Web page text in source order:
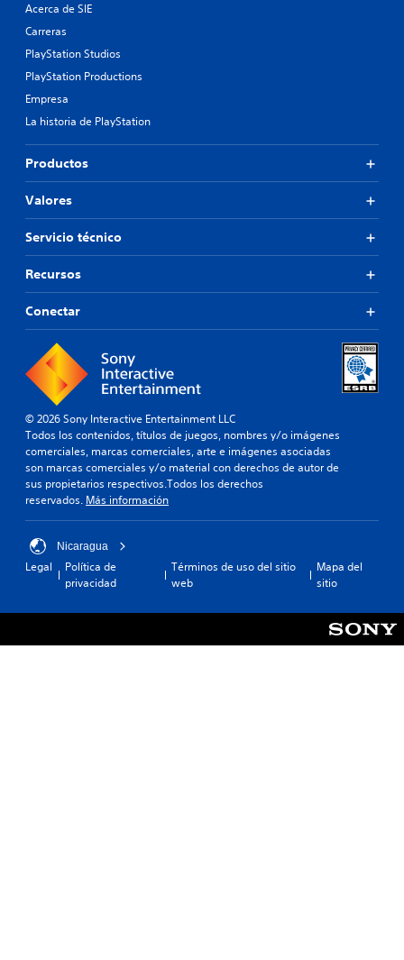
Acerca de SIE
Carreras
PlayStation Studios
PlayStation Productions
Empresa
La historia de PlayStation
Productos
Valores
Servicio técnico
Recursos
Conectar
© 2026 Sony Interactive Entertainment LLC
Todos los contenidos, títulos de juegos, nombres y/o imágenes
comerciales, marcas comerciales, arte e imágenes asociadas
son marcas comerciales y/o material con derechos de autor de
sus propietarios respectivos.Todos los derechos
reservados. Más información
Nicaragua
Legal
Política de
privacidad
Términos de uso del sitio
web
Mapa del
sitio